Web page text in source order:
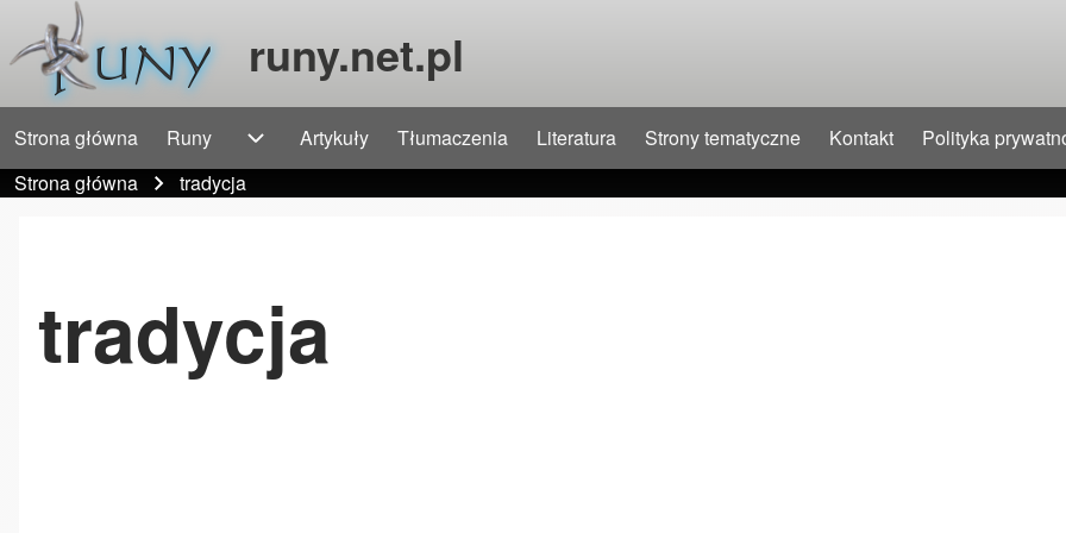
Szukaj
runy.net.pl
Główna nawigacja
Strona główna Runy
Runy sub-navigation
Artykuły Tłumaczenia Literatura Strony tematyczne Kontakt Polityka
Strona główna tradycja
tradycja